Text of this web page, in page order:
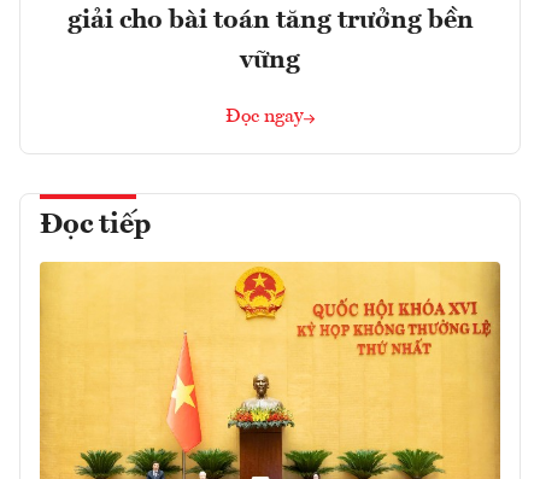
giải cho bài toán tăng trưởng bền
vững
Đọc ngay
Đọc tiếp